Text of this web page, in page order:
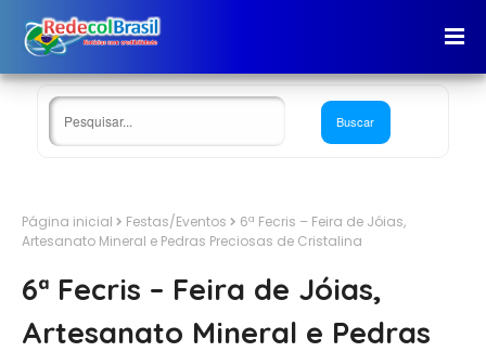
Página inicial Festas/Eventos
6ª Fecris – Feira de Jóias,
Artesanato Mineral e Pedras Preciosas de Cristalina
6ª Fecris – Feira de Jóias,
Artesanato Mineral e Pedras